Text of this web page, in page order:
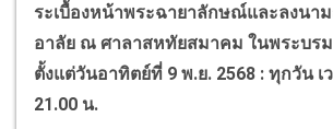
ระเบื้องหน้าพระฉายาลักษณ์และลงนา
อาลัย ณ ศาลาสหทัยสมาคม ในพระบร
ตั้งแต่วันอาทิตย์ที่ 9 พ.ย. 2568 : ทุกวัน เ
21.00 น.